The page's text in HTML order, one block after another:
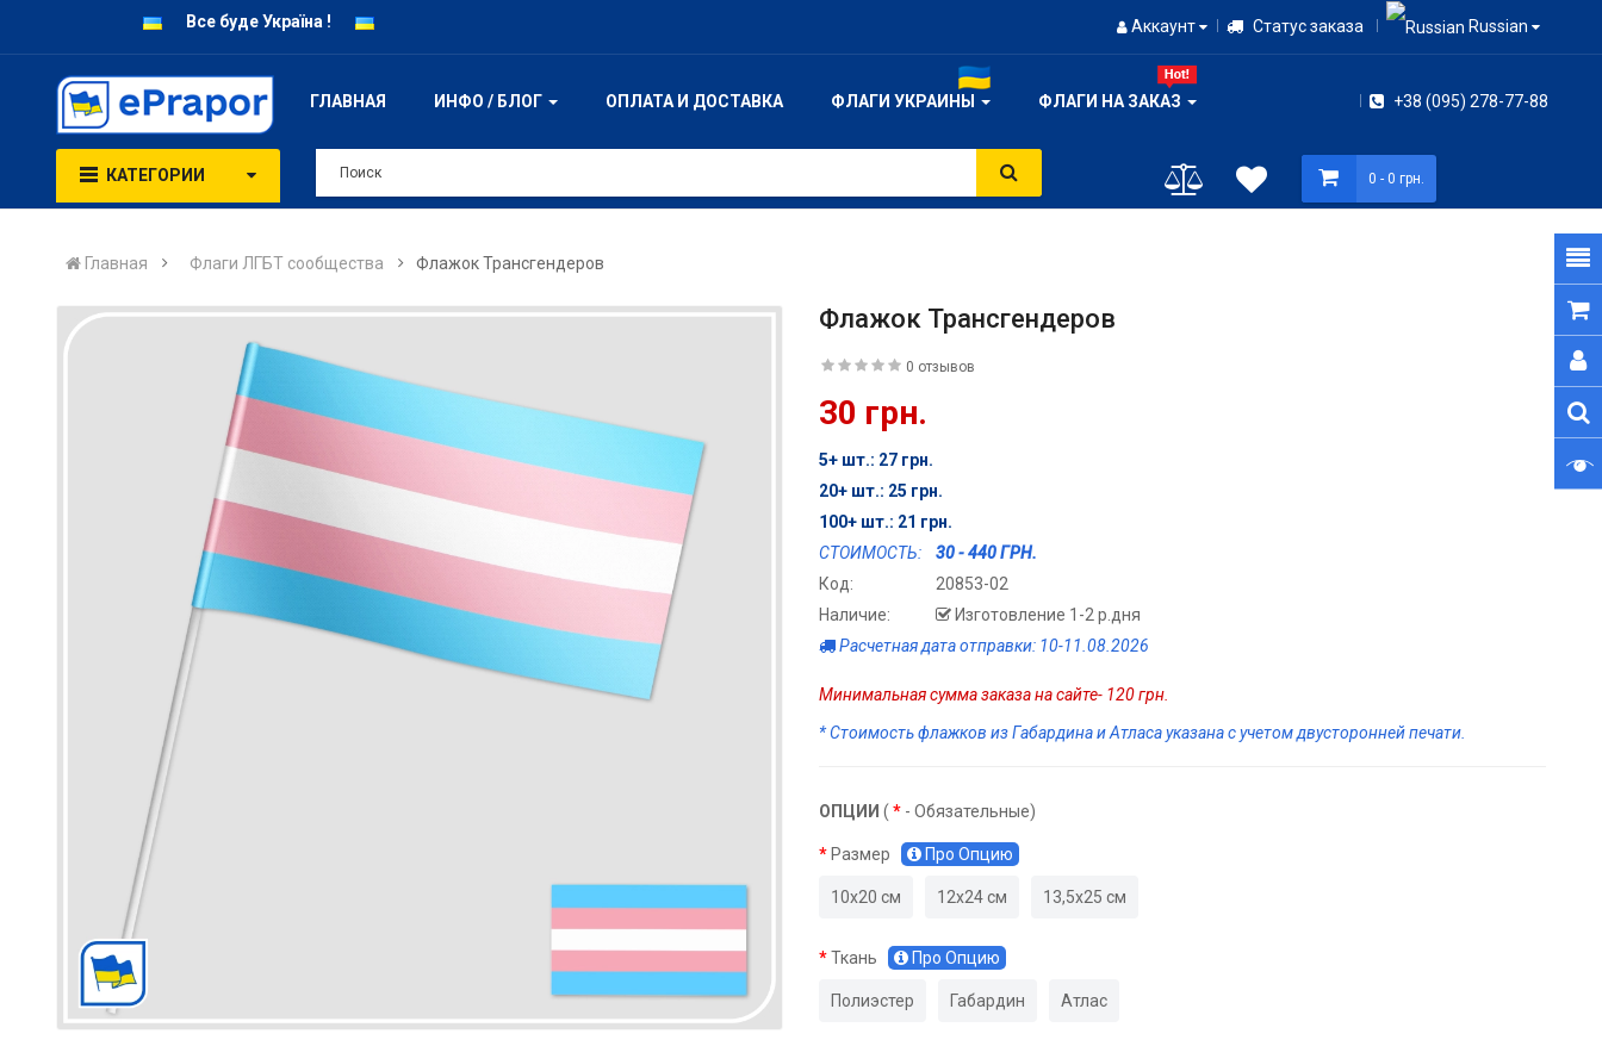
Все буде Україна ! Аккаунт Статус заказа Russian
ГЛАВНАЯ ИНФО / БЛОГ ОПЛАТА И ДОСТАВКА ФЛАГИ УКРАИНЫ ФЛАГИ НА ЗАКАЗ +38 (095) 278-77-88
КАТЕГОРИИ 0 - 0 грн.
Главная Флаги ЛГБТ сообщества Флажок Трансгендеров
Флажок Трансгендеров
0 отзывов
30 грн.
5+ шт.: 27 грн.
20+ шт.: 25 грн.
100+ шт.: 21 грн.
СТОИМОСТЬ:
30 - 440 ГРН.
Код:
20853-02
Наличие:
Изготовление 1-2 р.дня
Расчетная дата отправки: 10-11.08.2026
Минимальная сумма заказа на сайте- 120 грн.
* Стоимость флажков из Габардина и Атласа указана с учетом двусторонней печати.
ОПЦИИ (* - Обязательные)
Размер Про Опцию
10х20 см 12х24 см 13,5х25 см
Ткань Про Опцию
Полиэстер Габардин Атлас